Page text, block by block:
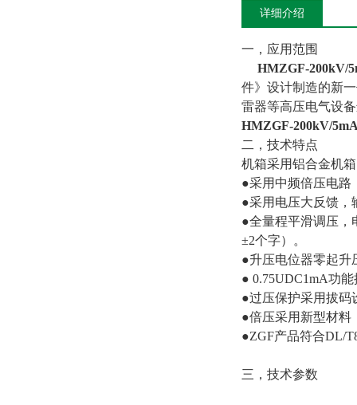
详细介绍
一，应用范围
HMZGF-200kV/
件》设计制造的新
雷器等高压电气设
HMZGF-200kV/
二，技术特点
机箱采用铝合金机
●采用中频倍压电路
●采用电压大反馈，
●全量程平滑调压，
±2个字）。
●升压电位器零起升
● 0.75UDC1mA功
●过压保护采用拔码
●倍压采用新型材料
●ZGF产品符合DL/
三，技术参数